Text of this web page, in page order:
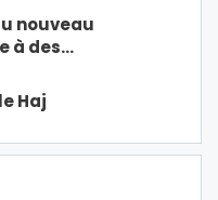
nouveau
à des…
Haj